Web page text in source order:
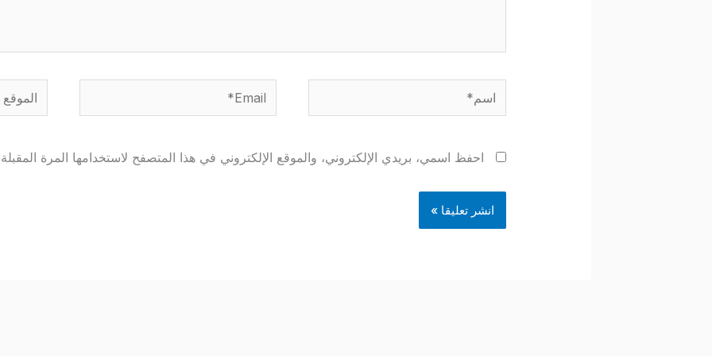
اسم* Email* الموقع
احفظ اسمي، بريدي الإلكتروني، والموقع الإلكتروني في هذا المتصفح لاستخدامها المرة